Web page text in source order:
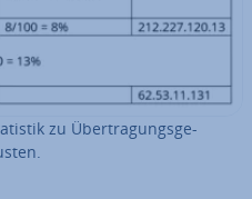
zu Über­tra­gungs­ge­